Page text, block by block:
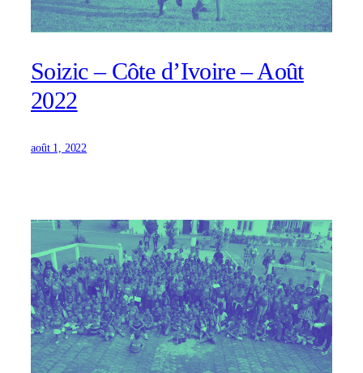
Soizic – Côte d’Ivoire – Août
2022
août 1, 2022